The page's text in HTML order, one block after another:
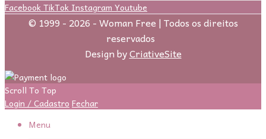
FacebookTikTok Instagram Youtube
© 1999 - 2026 - Woman Free | Todos os direitos
reservados
Design byCriativeSite
Scroll To Top
Login / Cadastro Fechar
Menu